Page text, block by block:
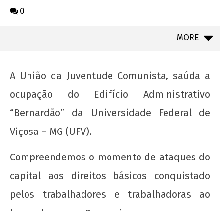
0
MORE
A União da Juventude Comunista, saúda a
A União da Juventude Comunista, saúda a
ocupação do Edifício Administrativo
“Bernardão” da Universidade Federal de
Viçosa – MG (UFV).
Compreendemos o momento de ataques do
capital aos direitos básicos conquistado
pelos trabalhadores e trabalhadoras ao